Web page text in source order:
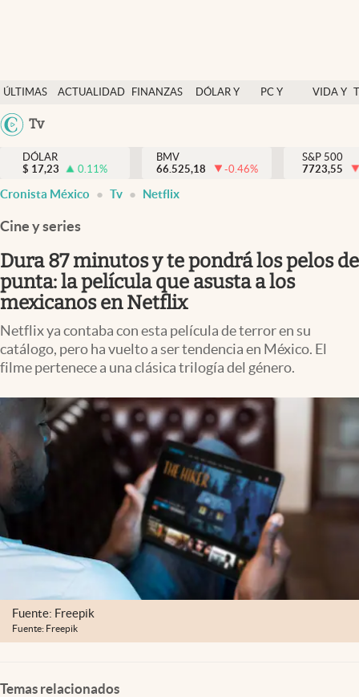
ÚLTIMAS
NOTICIAS
ACTUALIDAD
FINANZAS
DÓLAR Y
PC Y
VIDA Y
México
Tv
Actualidad
Finanzas y economía
Dólar y mercados
Pc y celular
Vida y estilo
Tv
Clima
Espiritualidad
Mediakit
abre en nueva pestaña
DÓLAR
$ 17,23 0.11%
BMV
66.525,18
-0.46%
S&P 500
7723,55
Cronista México Tv Netflix
Cine y series
Dura 87 minutos y te pondrá los pelos de
punta: la película que asusta a los
mexicanos en Netflix
Netflix ya contaba con esta película de terror en su
catálogo, pero ha vuelto a ser tendencia en México. El
filme pertenece a una clásica trilogía del género.
Fuente: Freepik
Fuente: Freepik
Temas relacionados